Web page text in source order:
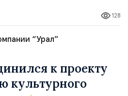
что Artemis II участвовал в
128
“Урал”
к проекту
культурного